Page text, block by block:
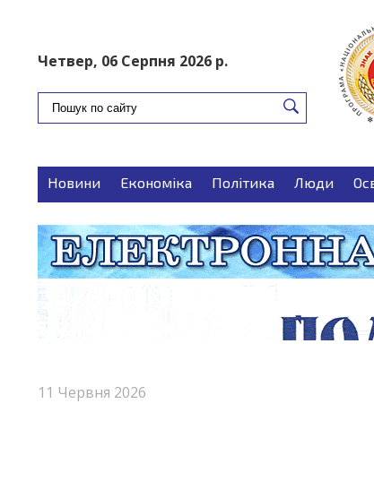
Четвер, 06 Серпня 2026 р.
Новини Економіка Політика Люди
11 Червня 2026